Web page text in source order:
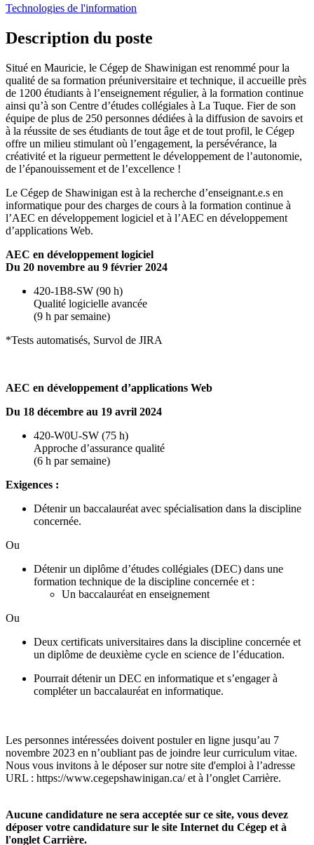
Technologies de l'information
Description du poste
Situé en Mauricie, le Cégep de Shawinigan est renommé pour la
qualité de sa formation préuniversitaire et technique, il accueille près
de 1200 étudiants à l’enseignement régulier, à la formation continue
ainsi qu’à son Centre d’études collégiales à La Tuque. Fier de son
équipe de plus de 250 personnes dédiées à la diffusion de savoirs et
à la réussite de ses étudiants de tout âge et de tout profil, le Cégep
offre un milieu stimulant où l’engagement, la persévérance, la
créativité et la rigueur permettent le développement de l’autonomie,
de l’épanouissement et de l’excellence !
Le Cégep de Shawinigan est à la recherche d’enseignant.e.s en
informatique pour des charges de cours à la formation continue à
l’AEC en développement logiciel et à l’AEC en développement
d’applications Web.
AEC en développement logiciel
Du 20 novembre au 9 février 2024
420-1B8-SW (90 h)
Qualité logicielle avancée
(9 h par semaine)
*Tests automatisés, Survol de JIRA
AEC en développement d’applications Web
Du 18 décembre au 19 avril 2024
420-W0U-SW (75 h)
Approche d’assurance qualité
(6 h par semaine)
Exigences :
Détenir un baccalauréat avec spécialisation dans la discipline
concernée.
Ou
Détenir un diplôme d’études collégiales (DEC) dans une
formation technique de la discipline concernée et :
Un baccalauréat en enseignement
Ou
Deux certificats universitaires dans la discipline concernée et
un diplôme de deuxième cycle en science de l’éducation.
Pourrait détenir un DEC en informatique et s’engager à
compléter un baccalauréat en informatique.
Les personnes intéressées doivent postuler en ligne jusqu’au 7
novembre 2023 en n’oubliant pas de joindre leur curriculum vitae.
Nous vous invitons à le déposer sur notre site d'emploi à l’adresse
URL : https://www.cegepshawinigan.ca/ et à l’onglet Carrière.
Aucune candidature ne sera acceptée sur ce site, vous devez
déposer votre candidature sur le site Internet du Cégep et à
l'onglet Carrière.